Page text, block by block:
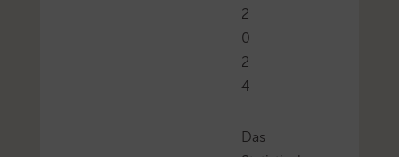
2
0
2
4
Das